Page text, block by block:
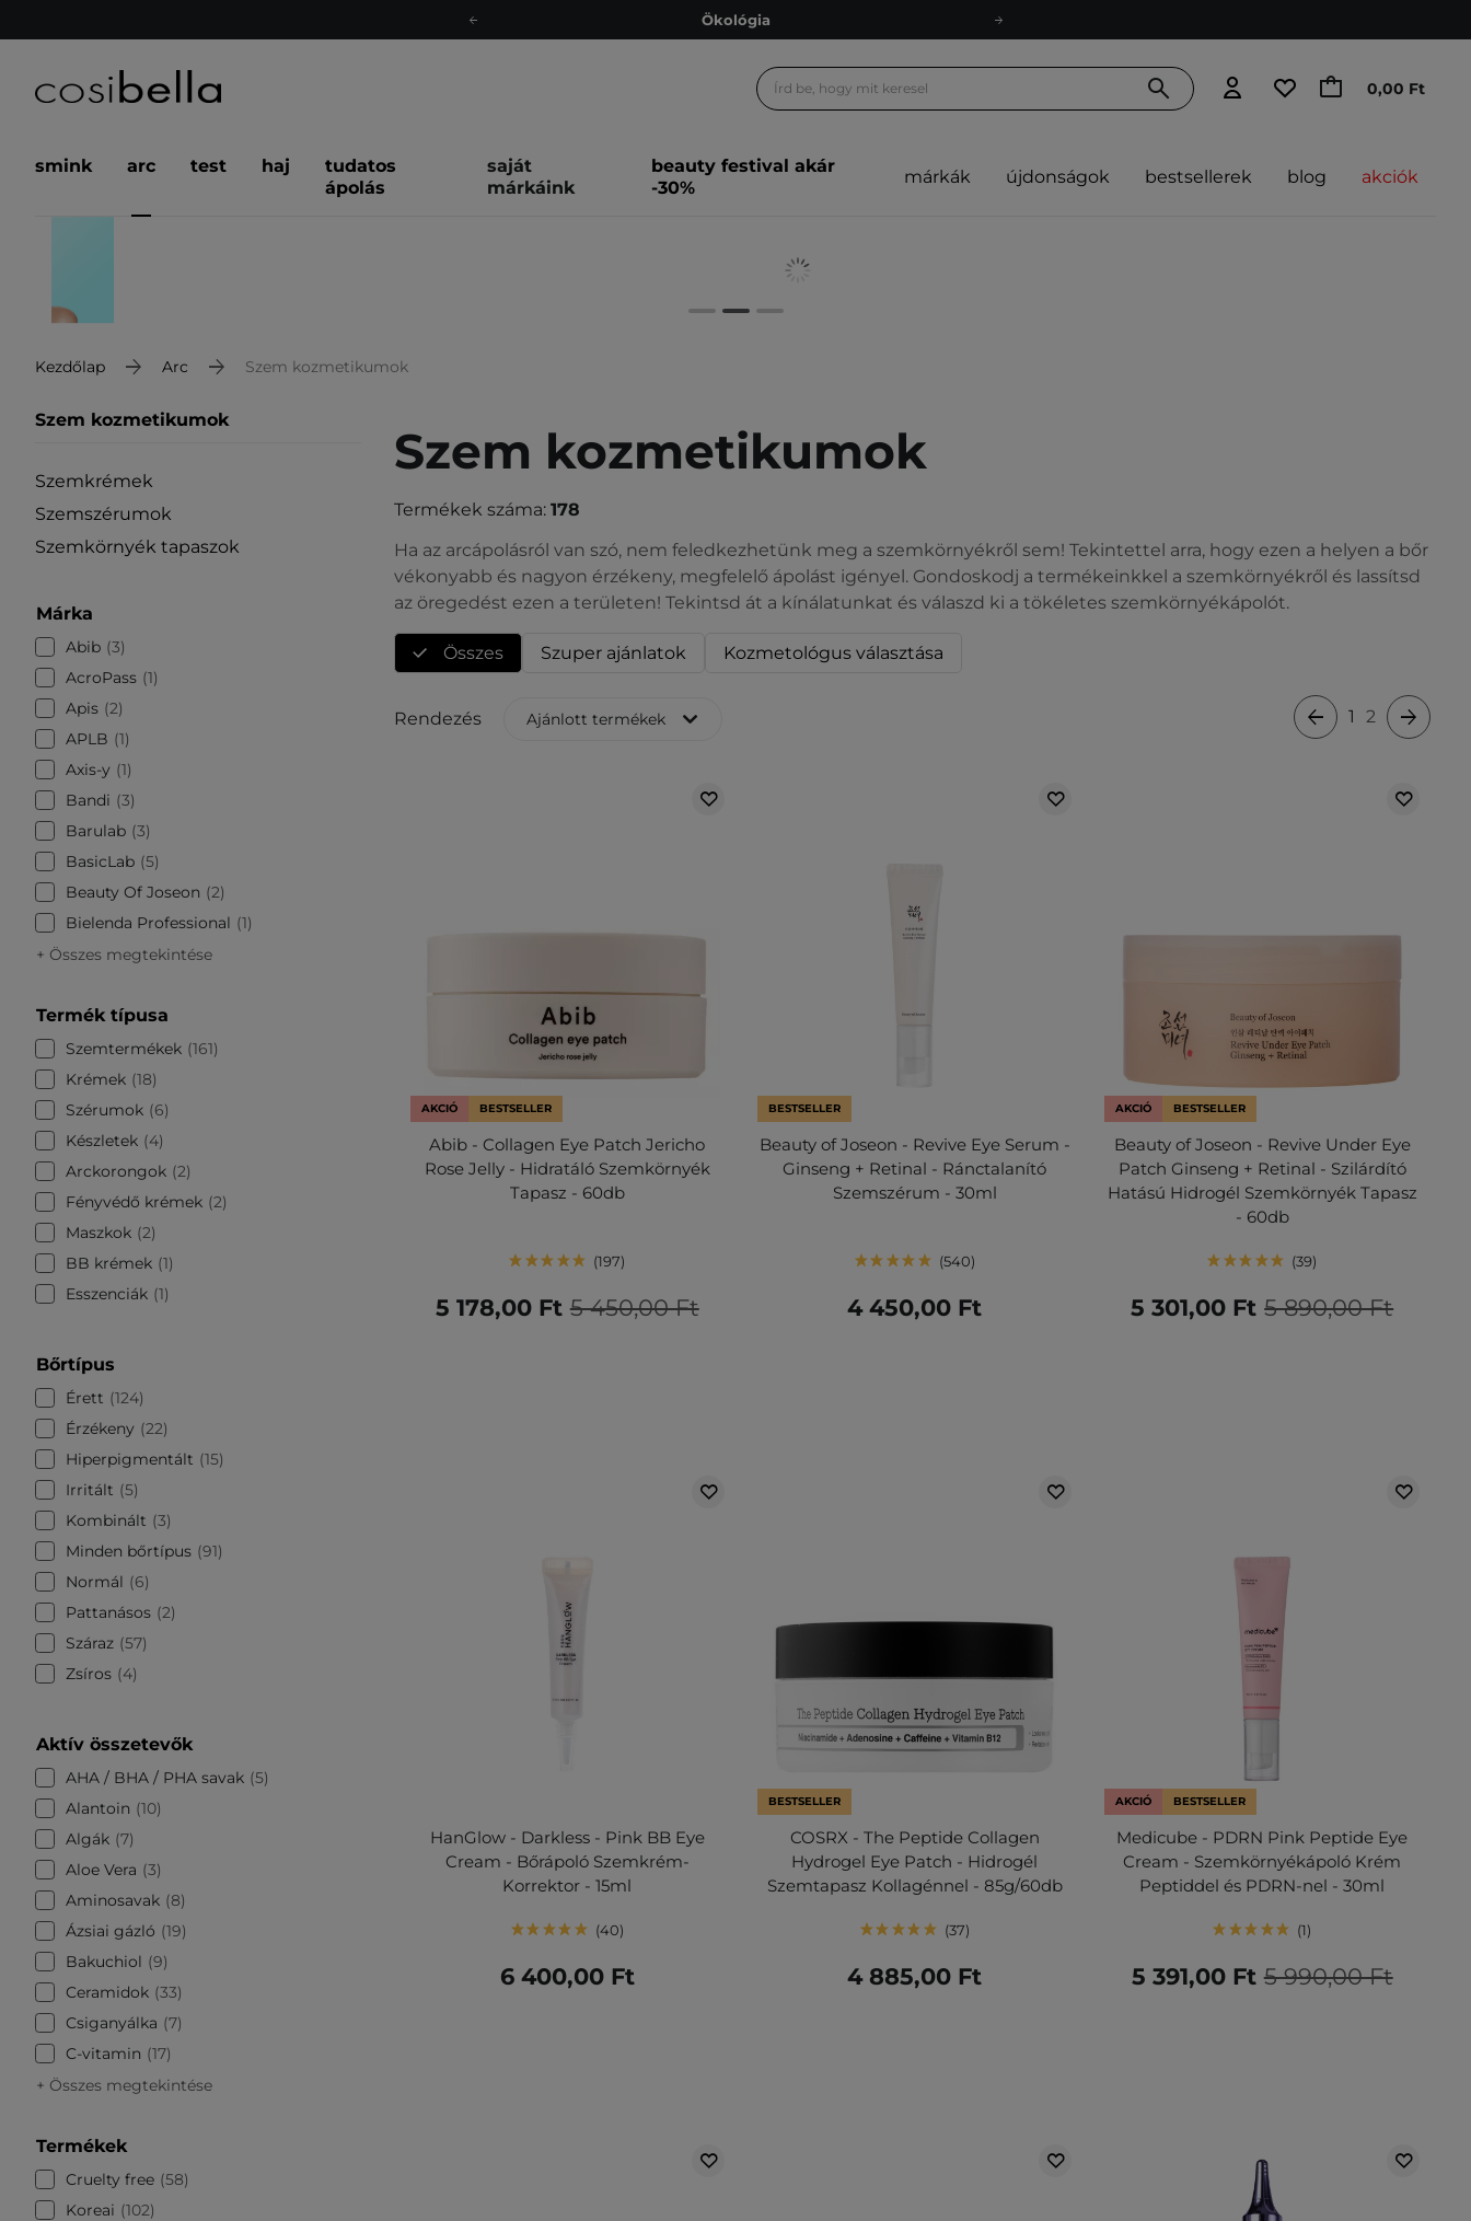
Ökológia
Ingyenes szállítás 15 000 Ft-tól
Ökológia
0,00 Ft
smink arc test haj
tudatos
ápolás
saját
márkáink
beauty festival akár
-30%
márkák újdonságok bestsellerek blog akciók
Kezdőlap Arc Szem kozmetikumok
Szem kozmetikumok
Szemkrémek
Szemszérumok
Szemkörnyék tapaszok
Márka
Abib 3
AcroPass 1
Apis 2
APLB
1
Axis-y
1
Bandi
3
Barulab 3
BasicLab 5
Beauty Of Joseon
2
Bielenda Professional
1
+ Összes megtekintése
Termék típusa
Szemtermékek 161
Krémek 18
Szérumok
6
Készletek
4
Arckorongok 2
Fényvédő krémek 2
Maszkok 2
BB krémek 1
Esszenciák 1
Bőrtípus
Érett
124
Érzékeny
22
Hiperpigmentált
15
Irritált
5
Kombinált
3
Minden bőrtípus 91
Normál
6
Pattanásos 2
Száraz 57
Zsíros
4
Aktív összetevők
AHA / BHA / PHA savak 5
Alantoin
10
Algák 7
Aloe Vera
3
Aminosavak 8
Ázsiai gázló
19
Bakuchiol
9
Ceramidok 33
Csiganyálka
7
C-vitamin
17
+ Összes megtekintése
Termékek
Cruelty free 58
Koreai
102
Szem kozmetikumok
Termékek száma: 178
Ha az arcápolásról van szó, nem feledkezhetünk meg a szemkörnyékről sem! Tekintettel arra, hogy ezen a helyen a bőr
vékonyabb és nagyon érzékeny, megfelelő ápolást igényel. Gondoskodj a termékeinkkel a szemkörnyékről és lassítsd
az öregedést ezen a területen! Tekintsd át a kínálatunkat és válaszd ki a tökéletes szemkörnyékápolót.
Összes Szuper ajánlatok Kozmetológus választása
Rendezés Ajánlott termékek 1 2
AKCIÓ BESTSELLER
Abib - Collagen Eye Patch Jericho
Rose Jelly - Hidratáló Szemkörnyék
Tapasz - 60db
197
5 450,00 Ft
5 178,00 Ft
BESTSELLER
Beauty of Joseon - Revive Eye Serum -
Ginseng + Retinal - Ránctalanító
Szemszérum - 30ml
540
4 450,00 Ft
AKCIÓ BESTSELLER
Beauty of Joseon - Revive Under Eye
Patch Ginseng + Retinal - Szilárdító
Hatású Hidrogél Szemkörnyék Tapasz
- 60db
39
5 890,00 Ft
5 301,00 Ft
HanGlow - Darkless - Pink BB Eye
Cream - Bőrápoló Szemkrém-
Korrektor - 15ml
40
6 400,00 Ft
BESTSELLER
COSRX - The Peptide Collagen
Hydrogel Eye Patch - Hidrogél
Szemtapasz Kollagénnel - 85g/60db
37
4 885,00 Ft
AKCIÓ BESTSELLER
Medicube - PDRN Pink Peptide Eye
Cream - Szemkörnyékápoló Krém
Peptiddel és PDRN-nel - 30ml
1
5 990,00 Ft
5 391,00 Ft